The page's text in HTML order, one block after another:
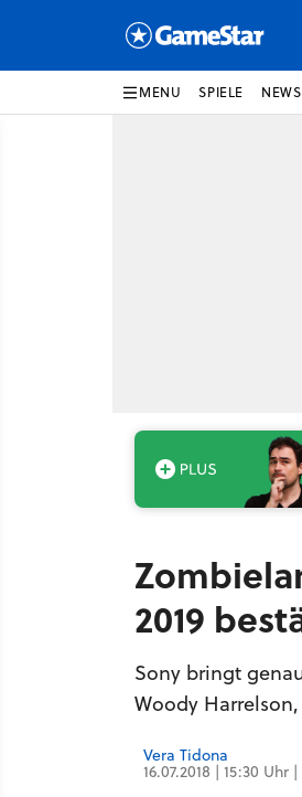
MENU SPIELE NEWS
2019
Sony bringt
Woody
Vera Tidona
16.07.2018 | 15:30